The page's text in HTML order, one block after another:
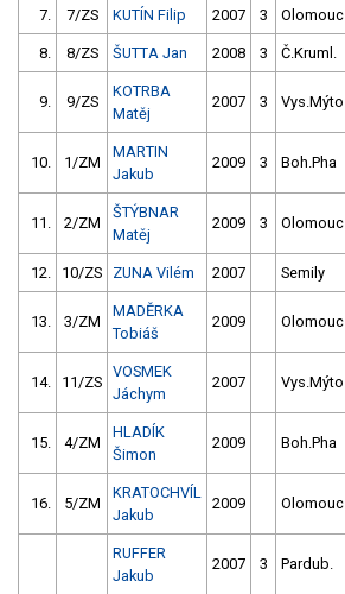
7. 7/ZS KUTÍN Filip 2007 3 Olomouc
8. 8/ZS ŠUTTA Jan 2008 3 Č.Kruml.
9. 9/ZS
KOTRBA
Matěj
2007 3 Vys.Mýto
10. 1/ZM
MARTIN
Jakub
2009 3 Boh.Pha
11. 2/ZM
ŠTÝBNAR
Matěj
2009 3 Olomouc
12. 10/ZS ZUNA Vilém 2007 Semily
13. 3/ZM
MADĚRKA
Tobiáš
2009 Olomouc
14. 11/ZS
VOSMEK
Jáchym
2007 Vys.Mýto
15. 4/ZM
HLADÍK
Šimon
2009 Boh.Pha
16. 5/ZM
KRATOCHVÍL
Jakub
2009 Olomouc
RUFFER
Jakub
2007 3 Pardub.